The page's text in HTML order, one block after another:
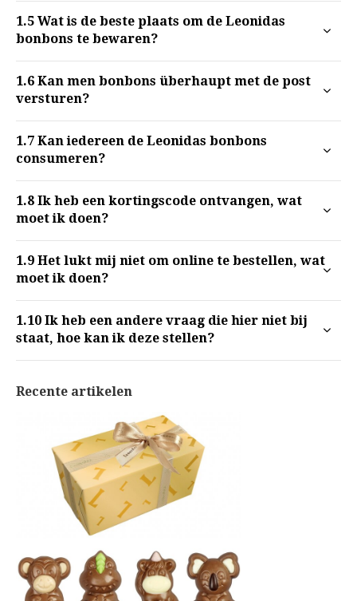
1.5 Wat is de beste plaats om de Leonidas
bonbons te bewaren?
1.6 Kan men bonbons überhaupt met de post
versturen?
1.7 Kan iedereen de Leonidas bonbons
consumeren?
1.8 Ik heb een kortingscode ontvangen, wat
moet ik doen?
1.9 Het lukt mij niet om online te bestellen, wat
moet ik doen?
1.10 Ik heb een andere vraag die hier niet bij
staat, hoe kan ik deze stellen?
Recente artikelen